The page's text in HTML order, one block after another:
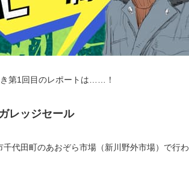
き第1回目のレポートは……！
レッジセール
代田町のあおぞら市場（新川野外市場）で行